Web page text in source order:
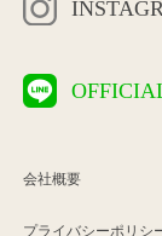
会社概要
プライバシーポリシ